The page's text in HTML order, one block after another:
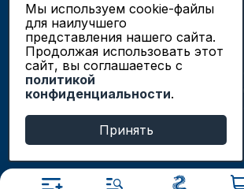
© 2019 - 2026 ООО «Сианово»
Политика конфиденциальности
Разработка сайтов в Новосибирске
Продвижение сайтов
Мы используем cookie-файлы
для наилучшего
представления нашего сайта.
Продолжая использовать этот
сайт, вы соглашаетесь c
политикой
конфиденциальности.
Принять